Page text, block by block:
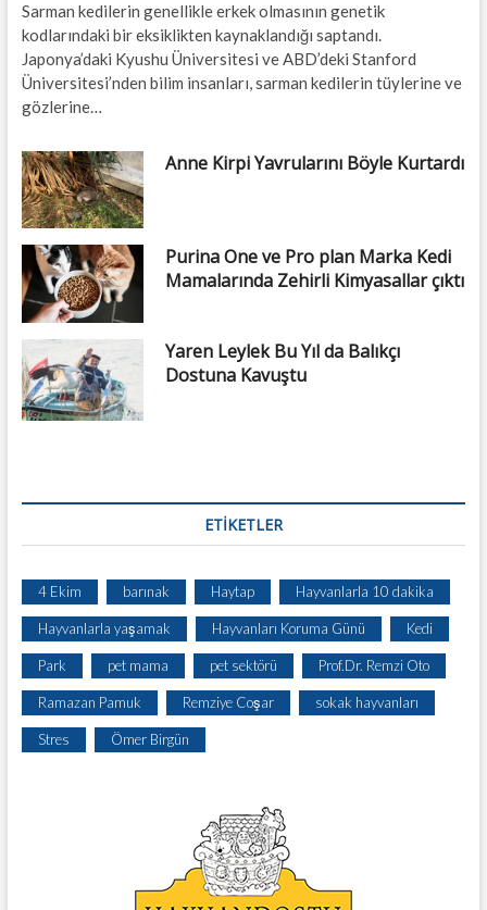
Sarman kedilerin genellikle erkek olmasının genetik
kodlarındaki bir eksiklikten kaynaklandığı saptandı.
Japonya’daki Kyushu Üniversitesi ve ABD’deki Stanford
Üniversitesi’nden bilim insanları, sarman kedilerin tüylerine ve
gözlerine…
Anne Kirpi Yavrularını Böyle Kurtardı
Purina One ve Pro plan Marka Kedi
Mamalarında Zehirli Kimyasallar çıktı
Yaren Leylek Bu Yıl da Balıkçı
Dostuna Kavuştu
ETIKETLER
4 Ekim barınak Haytap Hayvanlarla 10 dakika
Hayvanlarla yaşamak Hayvanları Koruma Günü Kedi
Park pet mama pet sektörü Prof.Dr. Remzi Oto
Ramazan Pamuk Remziye Coşar sokak hayvanları
Stres Ömer Birgün